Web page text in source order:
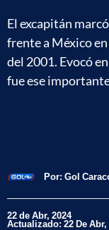
El excapitán
frente a México
del 2001. Evocó
fue ese
Por: Gol
22 de Abr, 2024
Actualizado: 22 De Abr,